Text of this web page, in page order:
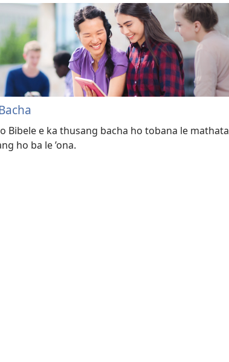
Bibele e ka thusang bacha ho tobana le mathata
ho ba le ’ona.